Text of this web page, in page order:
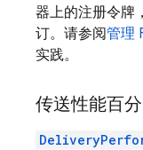
器上的注册令牌
订。请参阅管理
实践。
传送性能百